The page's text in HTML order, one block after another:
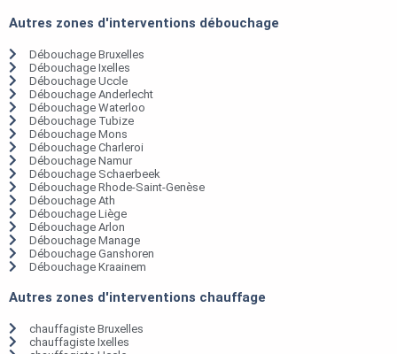
Autres zones d'interventions débouchage
Débouchage Bruxelles
Débouchage Ixelles
Débouchage Uccle
Débouchage Anderlecht
Débouchage Waterloo
Débouchage Tubize
Débouchage Mons
Débouchage Charleroi
Débouchage Namur
Débouchage Schaerbeek
Débouchage Rhode-Saint-Genèse
Débouchage Ath
Débouchage Liège
Débouchage Arlon
Débouchage Manage
Débouchage Ganshoren
Débouchage Kraainem
Autres zones d'interventions chauffage
chauffagiste Bruxelles
chauffagiste Ixelles